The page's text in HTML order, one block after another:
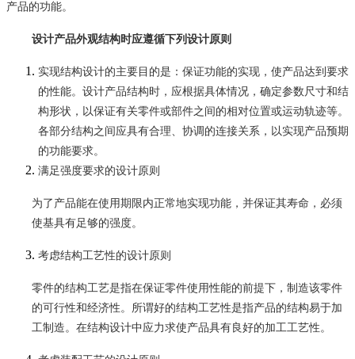
产品的功能。
设计产品外观结构时应遵循下列设计原则
实现结构设计的主要目的是：保证功能的实现，使产品达到要求
的性能。设计产品结构时，应根据具体情况，确定参数尺寸和结
构形状，以保证有关零件或部件之间的相对位置或运动轨迹等。
各部分结构之间应具有合理、协调的连接关系，以实现产品预期
的功能要求。
满足强度要求的设计原则
为了产品能在使用期限内正常地实现功能，并保证其寿命，必须
使基具有足够的强度。
考虑结构工艺性的设计原则
零件的结构工艺是指在保证零件使用性能的前提下，制造该零件
的可行性和经济性。所谓好的结构工艺性是指产品的结构易于加
工制造。在结构设计中应力求使产品具有良好的加工工艺性。